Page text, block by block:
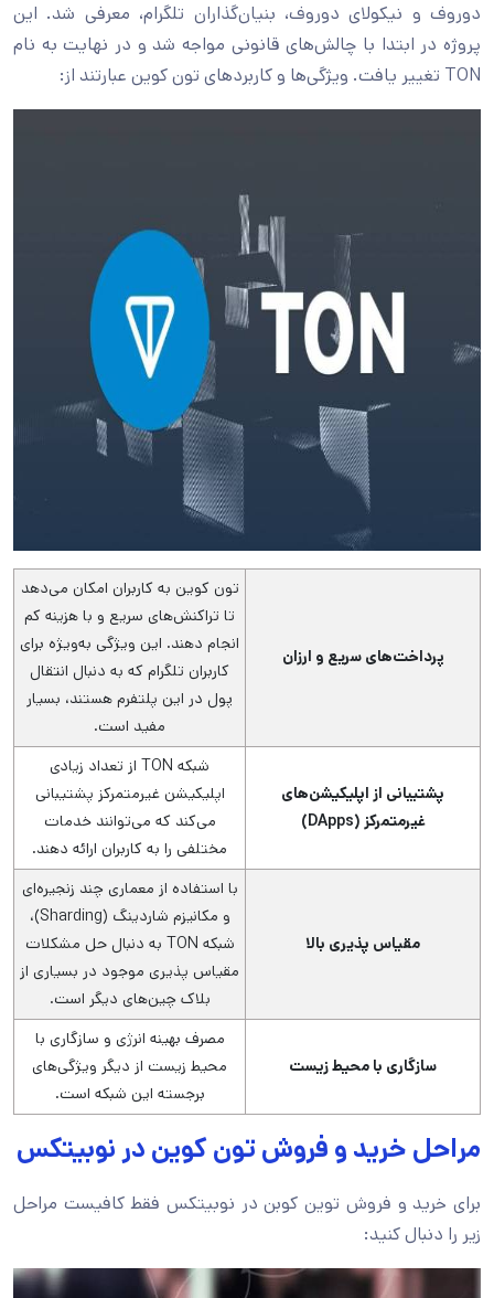
دوروف و نیکولای دوروف، بنیان‌گذاران تلگرام، معرفی شد. این
پروژه در ابتدا با چالش‌های قانونی مواجه شد و در نهایت به نام
TON تغییر یافت. ویژگی‌ها و کاربردهای تون کوین عبارتند از:
پرداخت‌های سریع و ارزان
تون کوین به کاربران امکان می‌دهد
تا تراکنش‌های سریع و با هزینه کم
انجام دهند. این ویژگی به‌ویژه برای
کاربران تلگرام که به دنبال انتقال
پول در این پلتفرم هستند، بسیار
مفید است.
پشتیبانی از اپلیکیشن‌های
غیرمتمرکز (DApps)
شبکه TON از تعداد زیادی
اپلیکیشن غیرمتمرکز پشتیبانی
می‌کند که می‌توانند خدمات
مختلفی را به کاربران ارائه دهند.
مقیاس ‌پذیری بالا
با استفاده از معماری چند زنجیره‌ای
و مکانیزم شاردینگ (Sharding)،
شبکه TON به دنبال حل مشکلات
مقیاس‌ پذیری موجود در بسیاری از
بلاک چین‌های دیگر است.
سازگاری با محیط زیست
مصرف بهینه انرژی و سازگاری با
محیط زیست از دیگر ویژگی‌های
برجسته این شبکه است.
مراحل خرید و فروش تون کوین در نوبیتکس
برای خرید و فروش توین کوبن در نوبیتکس فقط کافیست مراحل
زیر را دنبال کنید: